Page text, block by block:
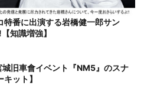
特番に出演する岩橋健一郎サン
知識増強】
旧車會イベント『NM5』のスナ
ット】